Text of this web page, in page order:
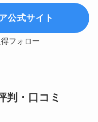
公式サイト
フォロー
判・口コミ